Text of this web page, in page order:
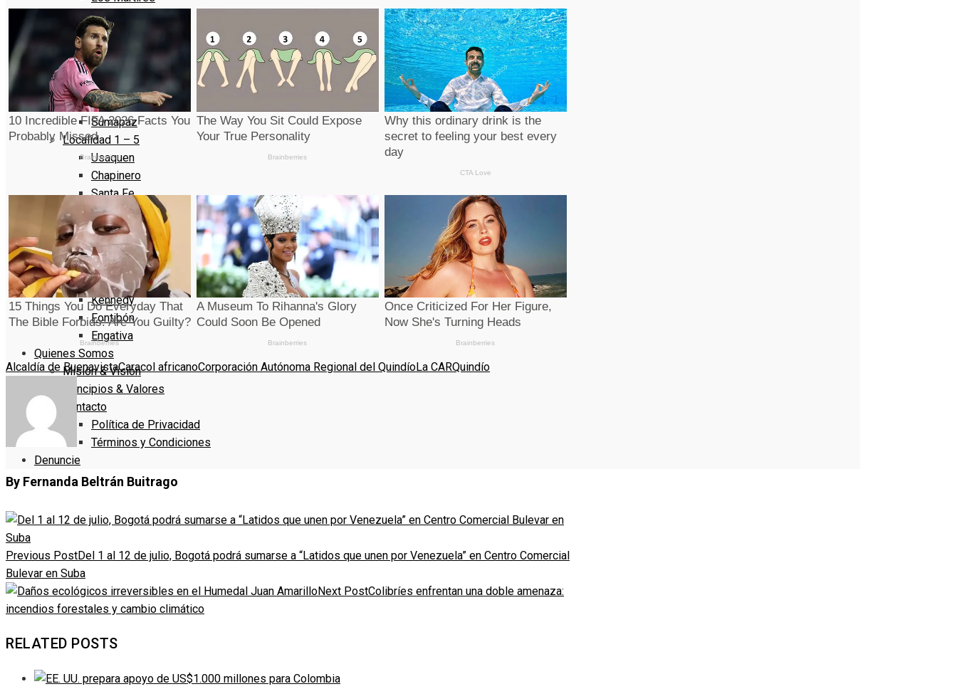
Antonio Nariño
Localidad 16 – 20
Puente Aranda
La Candelaria
Rafael Uribe Uribe
Ciudad Bolivar
Sumapaz
Localidad 1 – 5
Usaquen
Chapinero
Santa Fe
San Cristóbal
Usme
Localidad 6 – 10
Tunjuelito
Bosa
Kennedy
Fontibón
Engativa
Quienes Somos
Misión & Visión
Principios & Valores
Contacto
Política de Privacidad
Términos y Condiciones
Denuncie
Alcaldía de BuenavistaCaracol africanoCorporación Autónoma Regional del QuindíoLa CARQuindío
By Fernanda Beltrán Buitrago
Previous PostDel 1 al 12 de julio, Bogotá podrá sumarse a “Latidos que unen por Venezuela” en Centro Comercial
Bulevar en Suba
Next PostColibríes enfrentan una doble amenaza:
incendios forestales y cambio climático
RELATED POSTS